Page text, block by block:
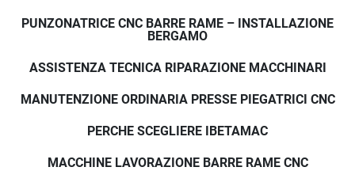
PUNZONATRICE CNC BARRE RAME – INSTALLAZIONE
BERGAMO
ASSISTENZA TECNICA RIPARAZIONE MACCHINARI
MANUTENZIONE ORDINARIA PRESSE PIEGATRICI CNC
PERCHE SCEGLIERE IBETAMAC
MACCHINE LAVORAZIONE BARRE RAME CNC